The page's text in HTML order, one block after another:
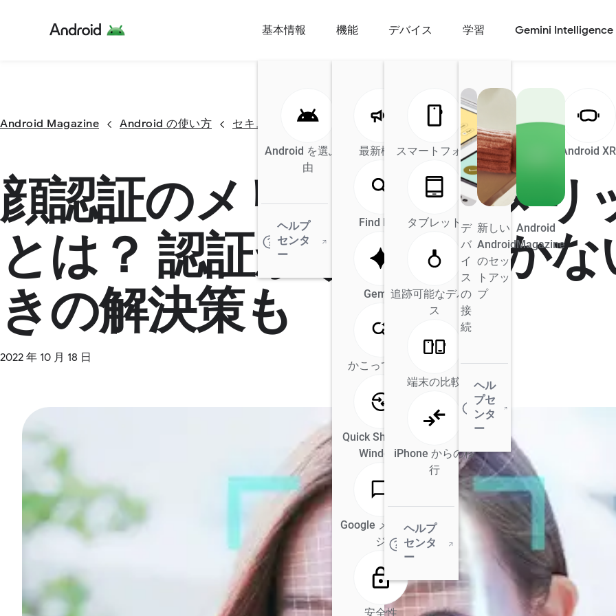
基本情報
Android を選ぶ理
由
Android の AI Android Auto Android XR
ヘルプ
センタ
ー
機能
最新機能
Find Hub
Gemini
かこって検索
Quick Share for
Windows
Google メッセー
ジ
安全性
デバイス
スマートフォン
タブレット
追跡可能なデバイ
ス
端末の比較
iPhone からの移
行
ヘルプ
センタ
ー
学習
デ
バ
イ
ス
の
接
続
新しい
Android
のセッ
トアッ
プ
Android
Magazine
ヘル
プセ
ンタ
ー
Gemini Intelligence
Android Magazine Android の使い方 セキュリティ
顔認証のメリット・デメリ
とは？ 認証がうまくいか
きの解決策も
2022 年 10 月 18 日